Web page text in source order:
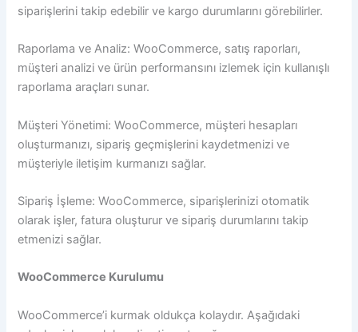
siparişlerini takip edebilir ve kargo durumlarını görebilirler.
Raporlama ve Analiz: WooCommerce, satış raporları,
müşteri analizi ve ürün performansını izlemek için kullanışlı
raporlama araçları sunar.
Müşteri Yönetimi: WooCommerce, müşteri hesapları
oluşturmanızı, sipariş geçmişlerini kaydetmenizi ve
müşteriyle iletişim kurmanızı sağlar.
Sipariş İşleme: WooCommerce, siparişlerinizi otomatik
olarak işler, fatura oluşturur ve sipariş durumlarını takip
etmenizi sağlar.
WooCommerce Kurulumu
WooCommerce’i kurmak oldukça kolaydır. Aşağıdaki